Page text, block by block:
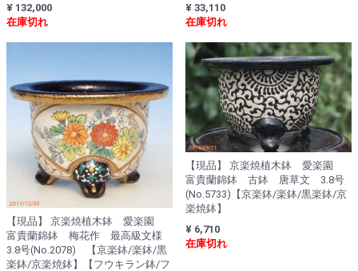
¥ 132,000
在庫切れ
¥ 33,110
在庫切れ
【現品】 京楽焼植木鉢 愛楽園
富貴蘭錦鉢 梅花作 最高級文様
3.8号(No.2078) 【京楽鉢/楽鉢/黒
楽鉢/京楽焼鉢】【フウキラン鉢/フ
【現品】 京楽焼植木鉢 愛楽園
富貴蘭錦鉢 古鉢 唐草文 3.8号
(No.5733)【京楽鉢/楽鉢/黒楽鉢/京
楽焼鉢】
¥ 6,710
在庫切れ